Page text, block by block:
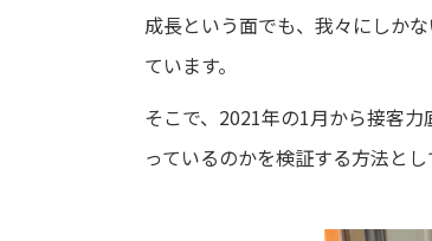
成長という面でも、我々にしか
ています。
そこで、2021年の1月から接客
っているのかを検証する方法と